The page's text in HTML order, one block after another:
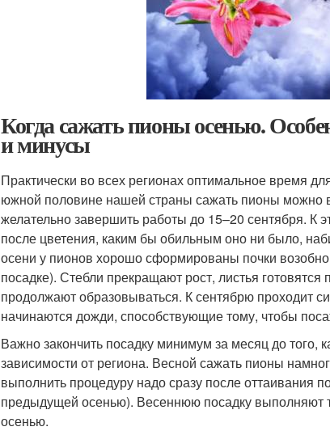
Когда сажать пионы осенью.
и минусы
Практически во всех регионах оптимальное время
южной половине нашей страны сажать пионы можно
желательно завершить работы до 15–20 сентября. К
после цветения, каким бы обильным оно ни было,
осени у пионов хорошо сформированы почки
посадке). Стебли прекращают рост, листья
продолжают образовываться. К сентябрю проходит
начинаются дожди, способствующие тому, чтобы
Важно закончить посадку минимум за месяц до того,
зависимости от региона. Весной сажать пионы
выполнить процедуру надо сразу после оттаивания
предыдущей осенью). Весеннюю посадку выполняют
осенью.